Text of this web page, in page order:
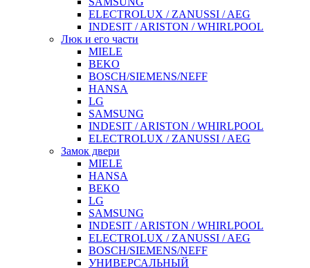
ELECTROLUX / ZANUSSI / AEG
INDESIT / ARISTON / WHIRLPOOL
Люк и его части
MIELE
BEKO
BOSCH/SIEMENS/NEFF
HANSA
LG
SAMSUNG
INDESIT / ARISTON / WHIRLPOOL
ELECTROLUX / ZANUSSI / AEG
Замок двери
MIELE
HANSA
BEKO
LG
SAMSUNG
INDESIT / ARISTON / WHIRLPOOL
ELECTROLUX / ZANUSSI / AEG
BOSCH/SIEMENS/NEFF
УНИВЕРСАЛЬНЫЙ